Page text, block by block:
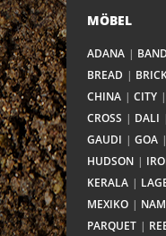
MÖBEL
ADANA
BREAD
CHINA
CITY
CROSS
DALI
GAUDI
GOA
HUDSON
KERALA
MEXIKO
PARQUET